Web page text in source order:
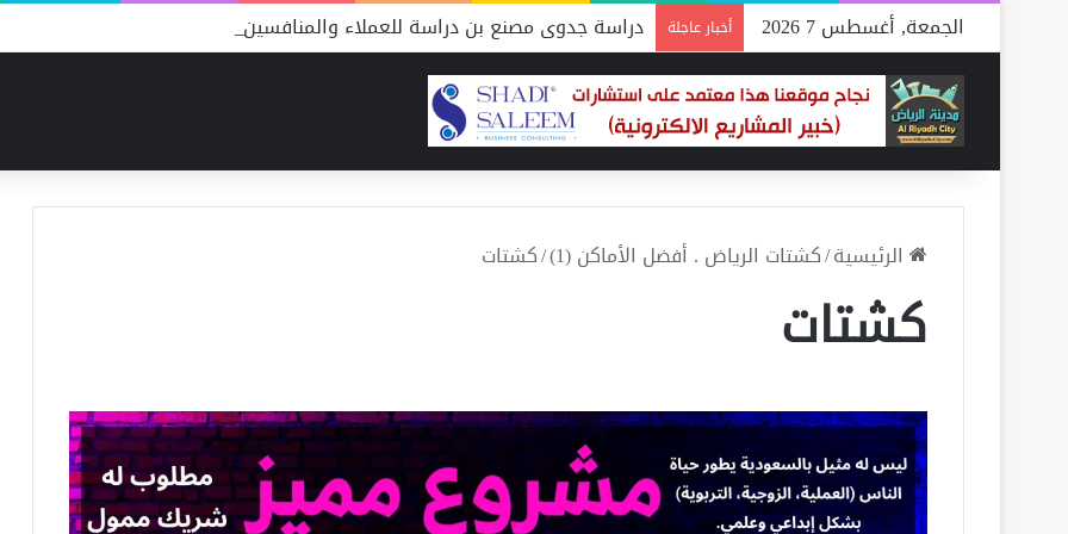
الجمعة, أغسطس 7 2026 أخبار عاجلة دراسة جدوى مصنع بن دراسة للعملاء والمنافسين
الرئيسية/كشتات الرياض . أفضل الأماكن (1) /كشتات
كشتات